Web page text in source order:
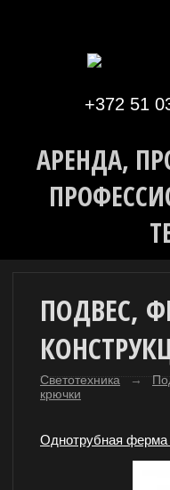
+372 51
АРЕНДА,
ПОДВЕС,
Светотехника →
крючки
Однотрубная